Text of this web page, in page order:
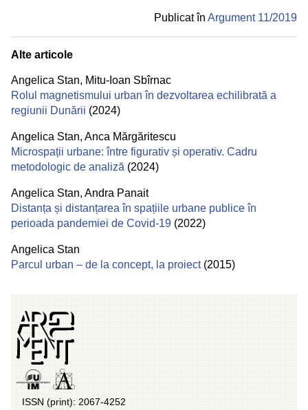
Publicat în Argument 11/2019
Alte articole
Angelica Stan, Mitu-Ioan Sbîrnac
Rolul magnetismului urban în dezvoltarea echilibrată a
regiunii Dunării (2024)
Angelica Stan, Anca Mărgăritescu
Microspații urbane: între figurativ și operativ. Cadru
metodologic de analiză (2024)
Angelica Stan, Andra Panait
Distanța și distanțarea în spațiile urbane publice în
perioada pandemiei de Covid-19 (2022)
Angelica Stan
Parcul urban – de la concept, la proiect(2015)
ISSN (print): 2067-4252